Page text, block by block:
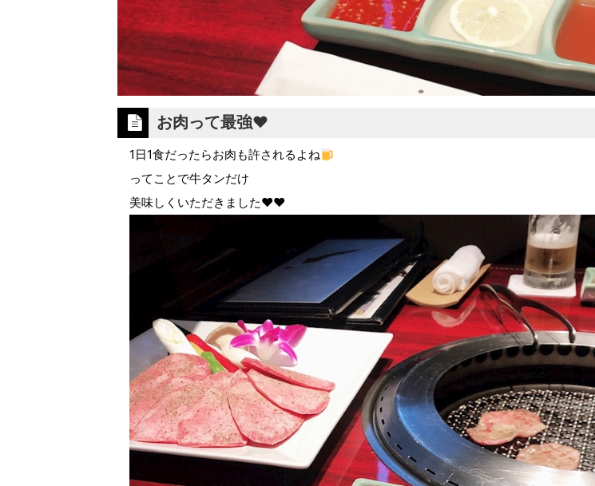
お肉って最強❤︎
1日1食だったらお肉も許されるよね
ってことで牛タンだけ
美味しくいただきました❤︎❤︎